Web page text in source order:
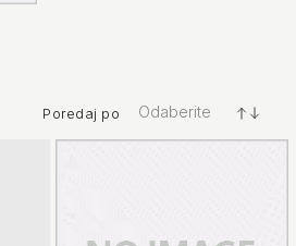
Poredaj po Odaberite
+/-